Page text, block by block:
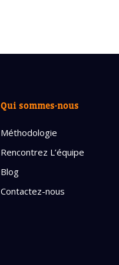
Qui sommes-nous
Méthodologie
Rencontrez L’équipe
Blog
Contactez-nous